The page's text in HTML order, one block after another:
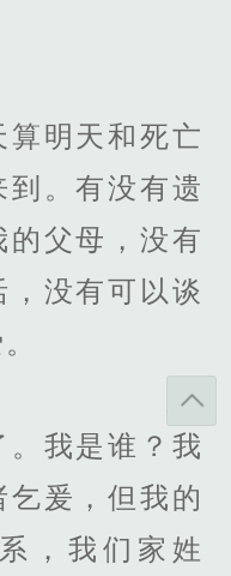
明天和死亡
。有没有遗
父母，没有
没有可以谈
我是谁？我
爰，但我的
，我们家姓